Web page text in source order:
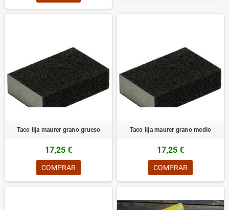
Taco lija maurer grano grueso
17,25 €
COMPRAR
Taco lija maurer grano medio
17,25 €
COMPRAR